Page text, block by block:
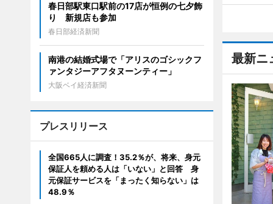
最新ニ
春日部駅東口駅前の17店が恒例の七夕飾
り 新規店も参加
春日部経済新聞
南港の結婚式場で「アリスのゴシックフ
ァンタジーアフタヌーンティー」
大阪ベイ経済新聞
プレスリリース
全国665人に調査！35.2％が、将来、身元
保証人を頼める人は「いない」と回答 身
元保証サービスを「まったく知らない」は
48.9％